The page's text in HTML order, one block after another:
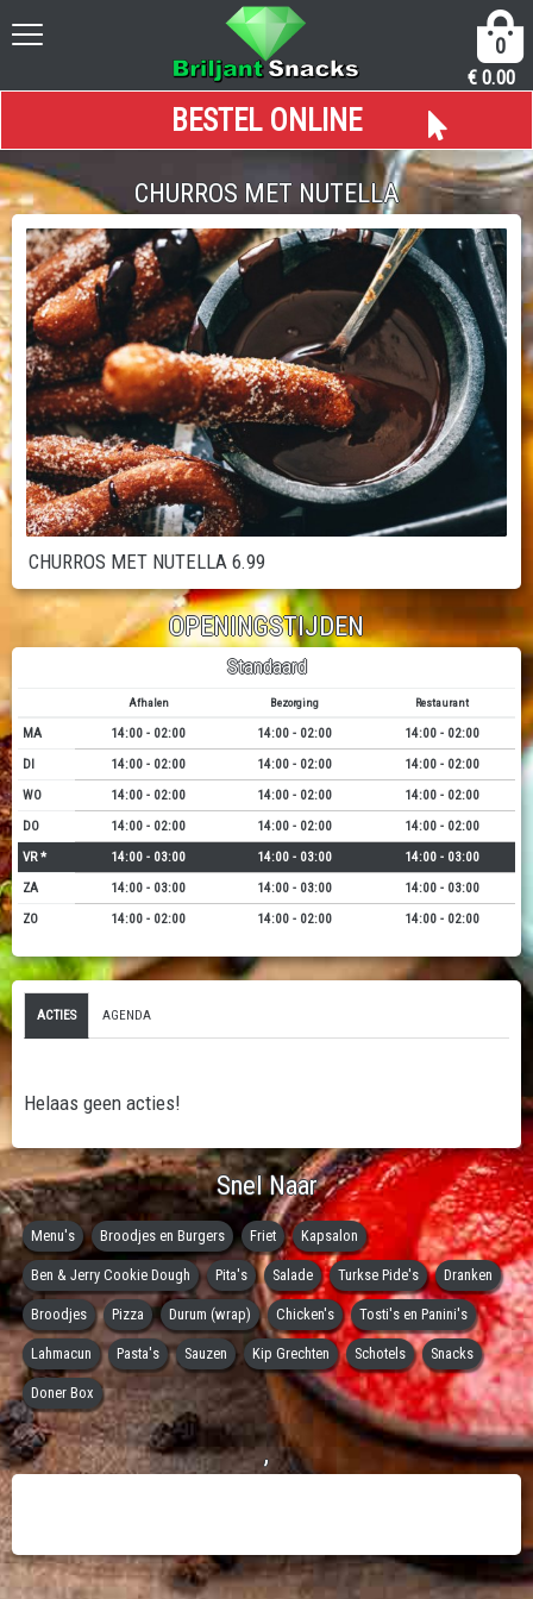
0
€ 0.00
BESTEL ONLINE
OPENINGSTIJDEN
Standaard
Afhalen Bezorging Restaurant
MA 14:00 - 02:00 14:00 - 02:00
14:00 - 02:00
DI
14:00 - 02:00 14:00 - 02:00
14:00 - 02:00
WO
14:00 - 02:00 14:00 - 02:00
14:00 - 02:00
DO
14:00 - 02:00 14:00 - 02:00
14:00 - 02:00
VR *
14:00 - 03:00 14:00 - 03:00
14:00 - 03:00
ZA
14:00 - 03:00 14:00 - 03:00
14:00 - 03:00
ZO
14:00 - 02:00 14:00 - 02:00 14:00 - 02:00
ACTIES AGENDA
Helaas geen acties!
CHURROS MET NUTELLA
CHURROS MET NUTELLA 6.99
Snel Naar
Menu's Broodjes en Burgers Friet Kapsalon
Ben & Jerry Cookie Dough Pita's Salade Turkse Pide's Dranken
Broodjes Pizza Durum (wrap) Chicken's Tosti's en Panini's
Lahmacun Pasta's Sauzen Kip Grechten Schotels Snacks
Doner Box
,